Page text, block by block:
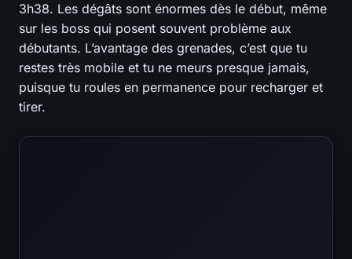
3h38. Les dégâts sont énormes dès le début, même
sur les boss qui posent souvent problème aux
débutants. L’avantage des grenades, c’est que tu
restes très mobile et tu ne meurs presque jamais,
puisque tu roules en permanence pour recharger et
tirer.